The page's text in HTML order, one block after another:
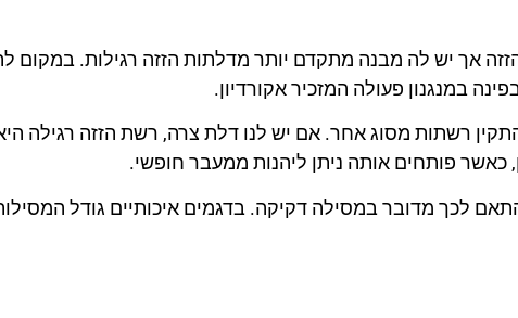
אך יש לה מבנה מתקדם יותר מדלתות הזזה רגילות. במקום
במנגנון פעולה המזכיר אקורדיון.
רשתות מסוג אחר. אם יש לנו דלת צרה, רשת הזזה רגילה
כאשר פותחים אותה ניתן ליהנות ממעבר חופשי.
לכך מדובר במסילה דקיקה. בדגמים איכותיים גודל